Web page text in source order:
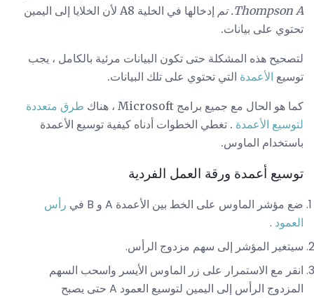
Thompson A. تم
إدخالها في الخلية A8 لأن الخلايا إلى اليمين
تحتوي على بيانات.
لتصحيح هذه المشكلة حتى تكون البيانات مرئية بالكامل ، يجب
توسيع الأعمدة التي تحتوي على تلك البيانات.
كما هو الحال مع جميع برامج Microsoft ، هناك
طرق متعددة
لتوسيع الأعمدة . تغطي الخطوات أدناه كيفية توسيع الأعمدة
باستخدام الماوس.
توسيع أعمدة ورقة العمل الفردية
ضع مؤشر الماوس على الخط بين الأعمدة A و B في
رأس
العمود .
سيتغير المؤشر إلى سهم مزدوج الرأس.
انقر مع الاستمرار على زر الماوس الأيسر واسحب السهم
المزدوج الرأس إلى اليمين لتوسيع العمود A حتى يصبح